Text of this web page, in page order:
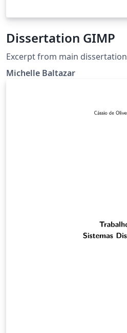
Dissertation GIMP
Excerpt from main dissertation
Michelle Baltazar